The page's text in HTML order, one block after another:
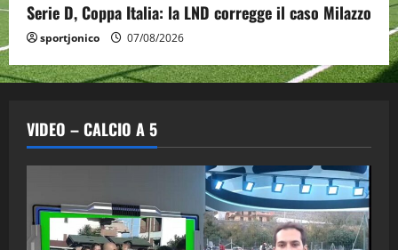
Serie D, Coppa Italia: la LND corregge il caso Milazzo
sportjonico 07/08/2026
VIDEO – CALCIO A 5